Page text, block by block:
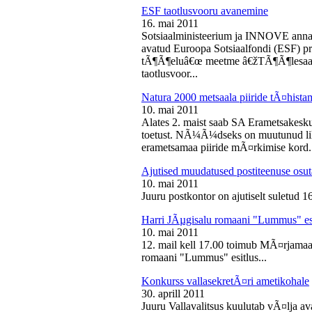
ESF taotlusvooru avanemine
16. mai 2011
Sotsiaalministeerium ja INNOVE
avatud Euroopa Sotsiaalfondi (ESF)
tÃ¶Ã¶eluâ€œ meetme
taotlusvoor...
Natura 2000 metsaala piiride
10. mai 2011
Alates 2. maist saab SA
toetust. NÃ¼Ã¼dseks on muutunud
erametsamaa piiride mÃ¤rkimise
Ajutised muudatused postiteenuse
10. mai 2011
Juuru postkontor on ajutiselt suletud
Harri JÃµgisalu romaani "Lummus"
10. mai 2011
12. mail kell 17.00 toimub
romaani "Lummus" esitlus...
Konkurss vallasekretÃ¤ri ametikohale
30. aprill 2011
Juuru Vallavalitsus kuulutab vÃ¤lja